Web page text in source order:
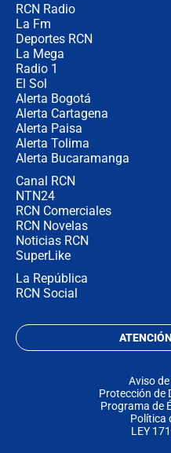
RCN Radio
La Fm
Deportes RCN
La Mega
Radio 1
El Sol
Alerta Bogotá
Alerta Cartagena
Alerta Paisa
Alerta Tolima
Alerta Bucaramanga
Canal RCN
NTN24
RCN Comerciales
RCN Novelas
Noticias RCN
SuperLike
La República
RCN Social
Aviso
Protección de
Programa de
Política
LEY